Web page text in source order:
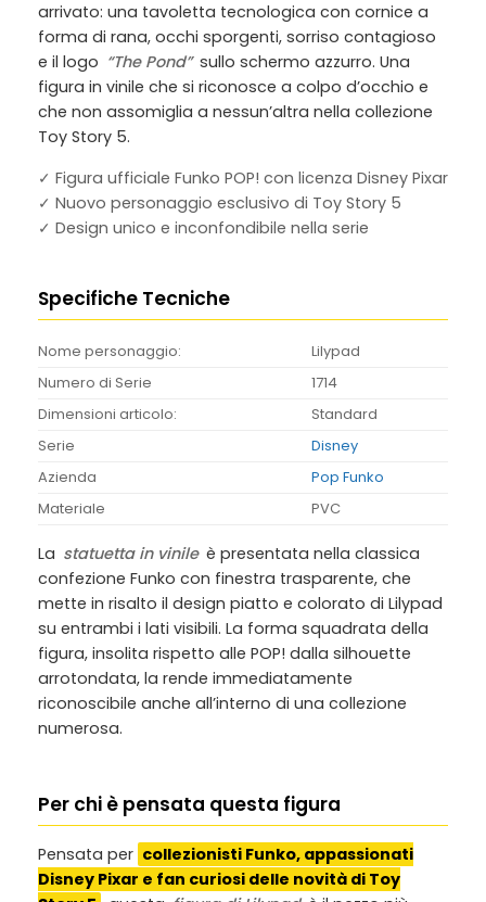
arrivato: una tavoletta tecnologica con cornice a
forma di rana, occhi sporgenti, sorriso contagioso
e il logo “The Pond” sullo schermo azzurro. Una
figura in vinile che si riconosce a colpo d’occhio e
che non assomiglia a nessun’altra nella collezione
Toy Story 5.
✓ Figura ufficiale Funko POP! con licenza Disney Pixar
✓ Nuovo personaggio esclusivo di Toy Story 5
✓ Design unico e inconfondibile nella serie
Specifiche Tecniche
Nome personaggio:
Lilypad
Numero di Serie
1714
Dimensioni articolo:
Standard
Serie
Disney
Azienda
Pop Funko
Materiale
PVC
La statuetta in vinile è presentata nella classica
confezione Funko con finestra trasparente, che
mette in risalto il design piatto e colorato di Lilypad
su entrambi i lati visibili. La forma squadrata della
figura, insolita rispetto alle POP! dalla silhouette
arrotondata, la rende immediatamente
riconoscibile anche all’interno di una collezione
numerosa.
Per chi è pensata questa figura
Pensata per collezionisti Funko, appassionati
Disney Pixar e fan curiosi delle novità di Toy